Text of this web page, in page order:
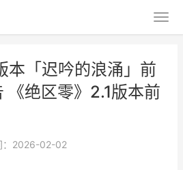
本「迟吟的浪涌」前
《绝区零》2.1版本前
：2026-02-02